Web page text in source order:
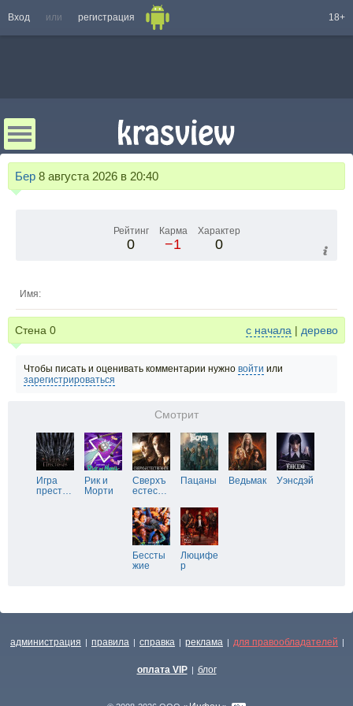
Вход или регистрация 18+
Бер 8 августа 2026 в 20:40
Рейтинг
0
Карма
−1
Характер
0
Имя:
Стена 0 с начала | дерево
Чтобы писать и оценивать комментарии нужно войти или
зарегистрироваться
Смотрит
Игра
прест…
Рик и
Морти
Сверхъ
естес…
Пацаны Ведьмак Уэнсдэй
Бессты
жие
Люцифе
р
администрация | правила | справка | реклама | для правообладателей |
оплата VIP | блог